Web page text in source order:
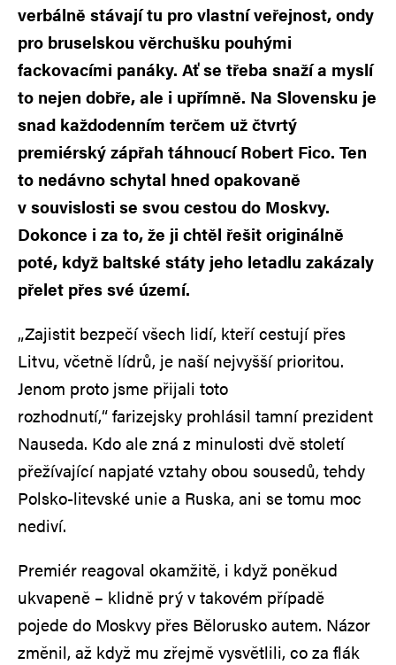
verbálně stávají tu pro vlastní veřejnost, ondy
pro bruselskou věrchušku pouhými
fackovacími panáky. Ať se třeba snaží a myslí
to nejen dobře, ale i upřímně. Na Slovensku je
snad každodenním terčem už čtvrtý
premiérský zápřah táhnoucí Robert Fico. Ten
to nedávno schytal hned opakovaně
v souvislosti se svou cestou do Moskvy.
Dokonce i za to, že ji chtěl řešit originálně
poté, když baltské státy jeho letadlu zakázaly
přelet přes své území.
„Zajistit bezpečí všech lidí, kteří cestují přes
Litvu, včetně lídrů, je naší nejvyšší prioritou.
Jenom proto jsme přijali toto
rozhodnutí,“ farizejsky prohlásil tamní prezident
Nauseda. Kdo ale zná z minulosti dvě století
přežívající napjaté vztahy obou sousedů, tehdy
Polsko-litevské unie a Ruska, ani se tomu moc
nediví.
Premiér reagoval okamžitě, i když poněkud
ukvapeně – klidně prý v takovém případě
pojede do Moskvy přes Bělorusko autem. Názor
změnil, až když mu zřejmě vysvětlili, co za flák